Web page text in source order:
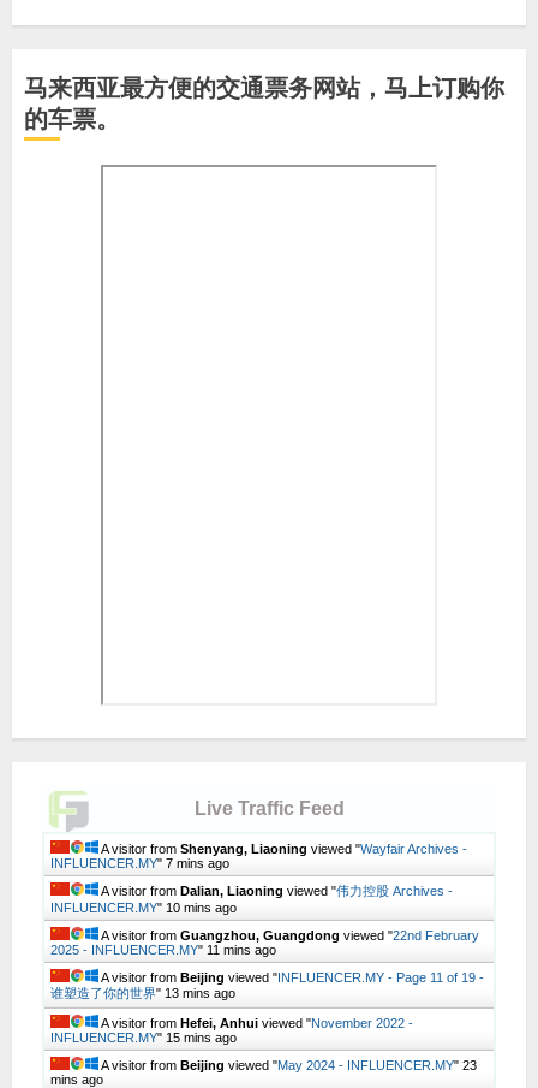
马来西亚最方便的交通票务网站，马上订购你
的车票。
Live Traffic Feed
A visitor from Shenyang, Liaoning viewed "Wayfair Archives -
INFLUENCER.MY" 7 mins ago
A visitor from Dalian, Liaoning viewed "伟力控股 Archives -
INFLUENCER.MY" 10 mins ago
A visitor from Guangzhou, Guangdong viewed "22nd February
2025 - INFLUENCER.MY" 11 mins ago
A visitor from Beijing viewed "INFLUENCER.MY - Page 11 of 19 -
谁塑造了你的世界" 13 mins ago
A visitor from Hefei, Anhui viewed "November 2022 -
INFLUENCER.MY" 15 mins ago
A visitor from Beijing viewed "May 2024 - INFLUENCER.MY" 24
mins ago